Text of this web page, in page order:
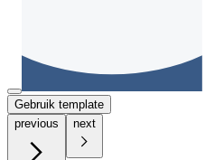
Gebruik template
previous
next